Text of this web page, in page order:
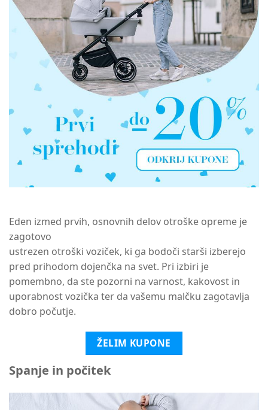
Eden izmed prvih, osnovnih delov otroške opreme je
zagotovo
ustrezen otroški voziček, ki ga bodoči starši izberejo
pred prihodom dojenčka na svet. Pri izbiri je
pomembno, da ste pozorni na varnost, kakovost in
uporabnost vozička ter da vašemu malčku zagotavlja
dobro počutje.
ŽELIM KUPONE
Spanje in počitek